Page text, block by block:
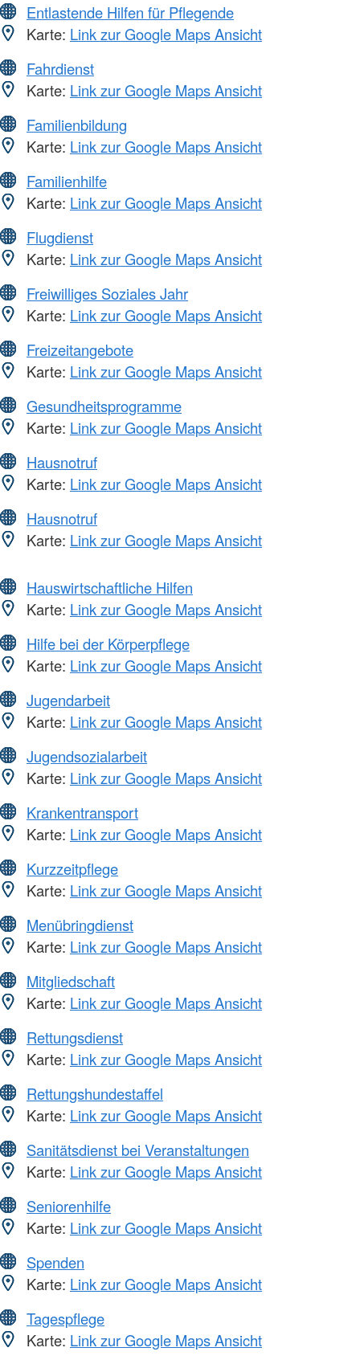
Entlastende Hilfen für Pflegende
Karte: Link zur Google Maps Ansicht
Fahrdienst
Karte: Link zur Google Maps Ansicht
Familienbildung
Karte: Link zur Google Maps Ansicht
Familienhilfe
Karte: Link zur Google Maps Ansicht
Flugdienst
Karte: Link zur Google Maps Ansicht
Freiwilliges Soziales Jahr
Karte: Link zur Google Maps Ansicht
Freizeitangebote
Karte: Link zur Google Maps Ansicht
Gesundheitsprogramme
Karte: Link zur Google Maps Ansicht
Hausnotruf
Karte: Link zur Google Maps Ansicht
Hausnotruf
Karte: Link zur Google Maps Ansicht
Hauswirtschaftliche Hilfen
Karte: Link zur Google Maps Ansicht
Hilfe bei der Körperpflege
Karte: Link zur Google Maps Ansicht
Jugendarbeit
Karte: Link zur Google Maps Ansicht
Jugendsozialarbeit
Karte: Link zur Google Maps Ansicht
Krankentransport
Karte: Link zur Google Maps Ansicht
Kurzzeitpflege
Karte: Link zur Google Maps Ansicht
Menübringdienst
Karte: Link zur Google Maps Ansicht
Mitgliedschaft
Karte: Link zur Google Maps Ansicht
Rettungsdienst
Karte: Link zur Google Maps Ansicht
Rettungshundestaffel
Karte: Link zur Google Maps Ansicht
Sanitätsdienst bei Veranstaltungen
Karte: Link zur Google Maps Ansicht
Seniorenhilfe
Karte: Link zur Google Maps Ansicht
Spenden
Karte: Link zur Google Maps Ansicht
Tagespflege
Karte: Link zur Google Maps Ansicht